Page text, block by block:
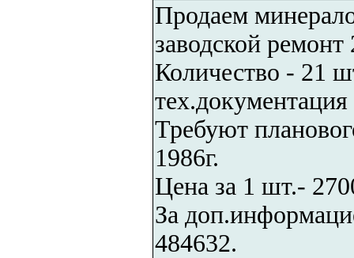
Продаем
заводской ремонт
Количество - 21
Требуют
1986г.
Цена за 1 шт.-
За
484632.